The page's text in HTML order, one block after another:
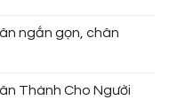
ngắn gọn, chân
Thành Cho Người